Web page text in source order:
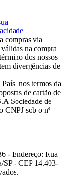
compras via
na compra
dos nossos
divergências de
nos termos da
de cartão de
Sociedade de
CNPJ sob o nº
- Endereço: Rua
SP - CEP 14.403-